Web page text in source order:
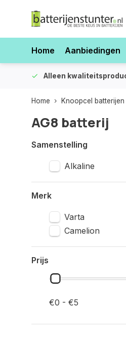
Home Aanbiedingen
Alleen
Home Knoopcel batterijen
AG8 batterij
Samenstelling
Alkaline
Merk
Varta
Camelion
Prijs
€0 - €5